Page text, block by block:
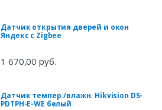
Датчик открытия дверей и окон
Яндекс с Zigbee
1 670,00 руб.
Датчик темпер./влажн. Hikvision DS-
PDTPH-E-WE белый